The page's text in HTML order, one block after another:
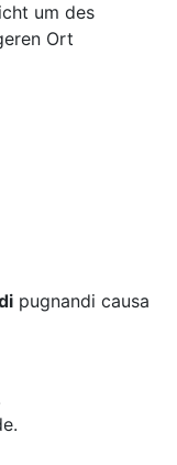
um des
Ort
pugnandi causa